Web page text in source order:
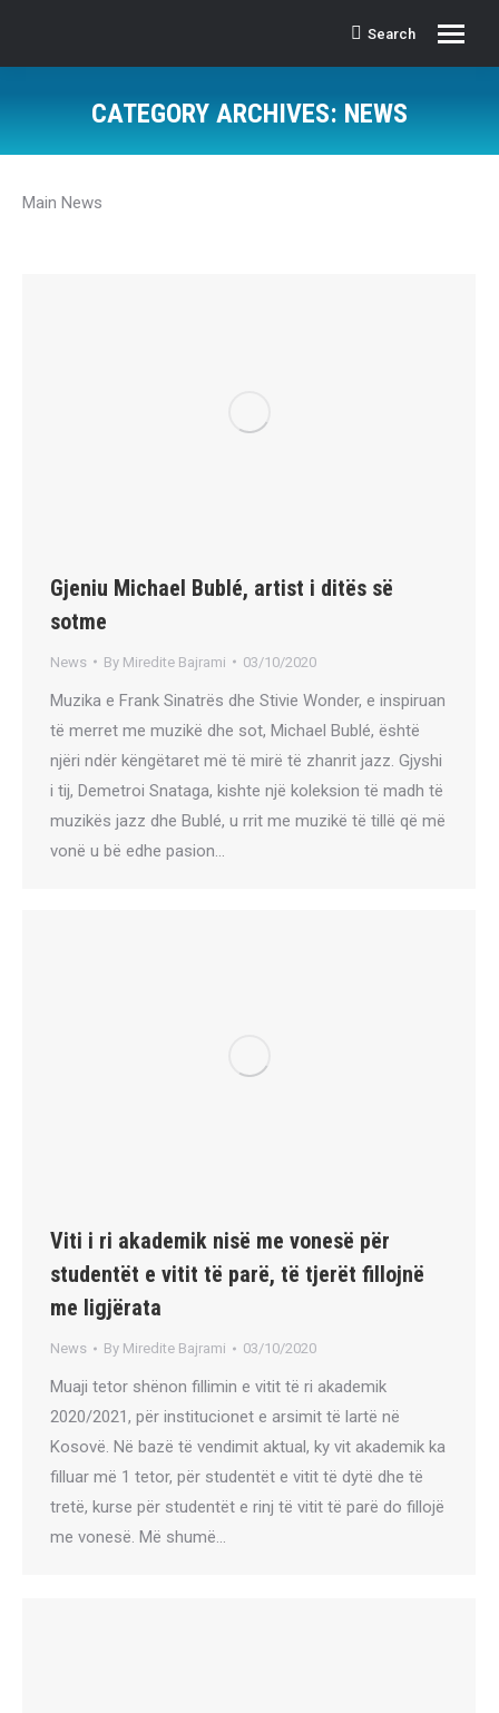
Search:
Search
CATEGORY ARCHIVES: NEWS
Main News
Gjeniu Michael Bublé, artist i ditës së
sotme
News By Miredite Bajrami 03/10/2020
Muzika e Frank Sinatrës dhe Stivie Wonder, e inspiruan
të merret me muzikë dhe sot, Michael Bublé, është
njëri ndër këngëtaret më të mirë të zhanrit jazz. Gjyshi
i tij, Demetroi Snataga, kishte një koleksion të madh të
muzikës jazz dhe Bublé, u rrit me muzikë të tillë që më
vonë u bë edhe pasion…
Viti i ri akademik nisë me vonesë për
studentët e vitit të parë, të tjerët fillojnë
me ligjërata
News By Miredite Bajrami 03/10/2020
Muaji tetor shënon fillimin e vitit të ri akademik
2020/2021, për institucionet e arsimit të lartë në
Kosovë. Në bazë të vendimit aktual, ky vit akademik ka
filluar më 1 tetor, për studentët e vitit të dytë dhe të
tretë, kurse për studentët e rinj të vitit të parë do fillojë
me vonesë. Më shumë…